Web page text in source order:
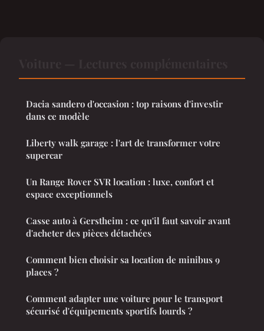
Dacia sandero d'occasion : top raisons d'investir
dans ce modèle
Liberty walk garage : l'art de transformer votre
supercar
Un Range Rover SVR location : luxe, confort et
espace exceptionnels
Casse auto à Gerstheim : ce qu'il faut savoir avant
d'acheter des pièces détachées
Comment bien choisir sa location de minibus 9
places ?
Comment adapter une voiture pour le transport
sécurisé d'équipements sportifs lourds ?